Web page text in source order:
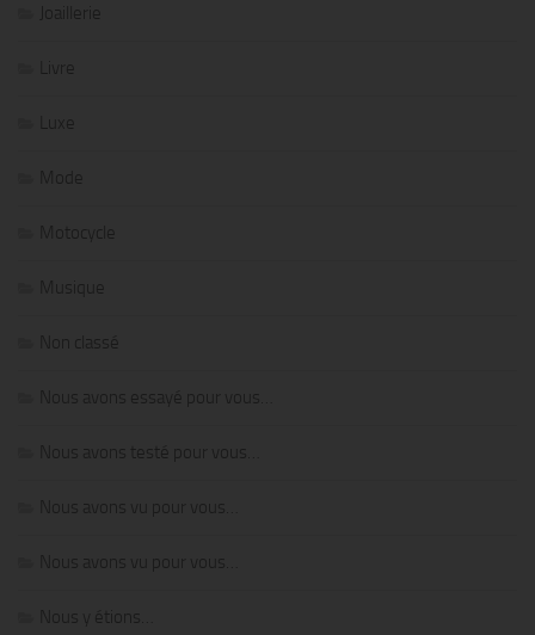
Joaillerie
Livre
Luxe
Mode
Motocycle
Musique
Non classé
Nous avons essayé pour vous…
Nous avons testé pour vous…
Nous avons vu pour vous…
Nous avons vu pour vous…
Nous y étions…